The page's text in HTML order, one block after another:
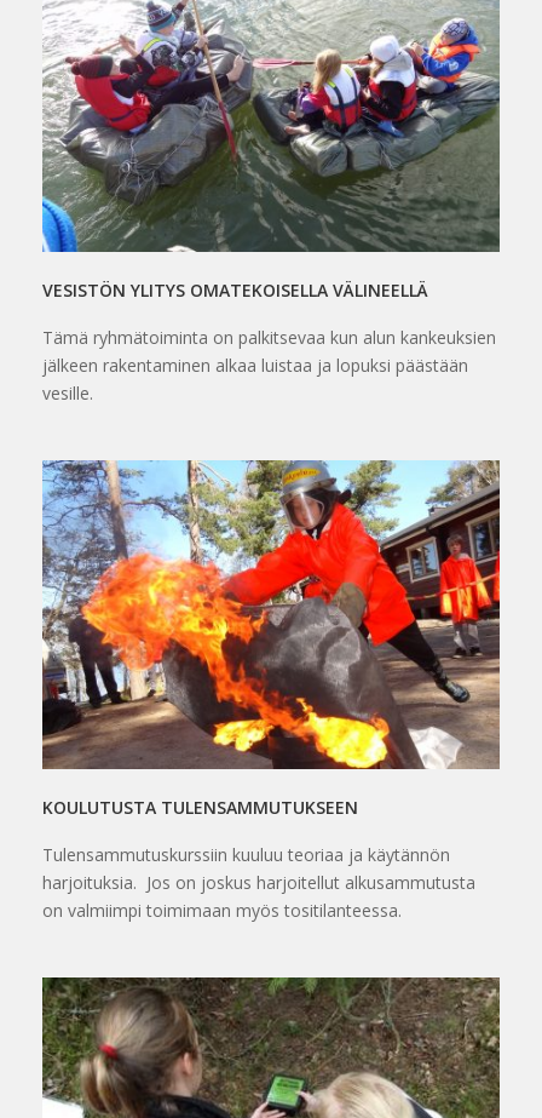
VESISTÖN YLITYS OMATEKOISELLA VÄLINEELLÄ
Tämä ryhmätoiminta on palkitsevaa kun alun kankeuksien
jälkeen rakentaminen alkaa luistaa ja lopuksi päästään
vesille.
KOULUTUSTA TULENSAMMUTUKSEEN
Tulensammutuskurssiin kuuluu teoriaa ja käytännön
harjoituksia. Jos on joskus harjoitellut alkusammutusta
on valmiimpi toimimaan myös tositilanteessa.